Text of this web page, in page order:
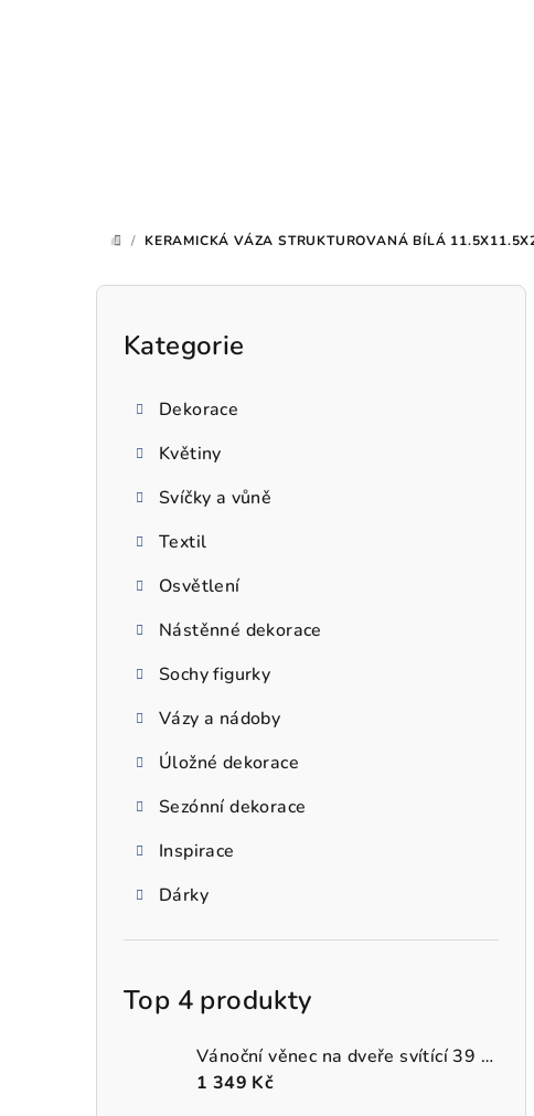
DOMŮ
/ KERAMICKÁ VÁZA STRUKTUROVANÁ BÍLÁ
P
Přeskočit
Kategorie
Dekorace
Květiny
Svíčky a vůně
Textil
Osvětlení
Nástěnné dekorace
Sochy figurky
Vázy a nádoby
Úložné dekorace
Sezónní dekorace
Inspirace
Dárky
Top 4 produkty
Vánoční věnec na dveře svítící 39 cm
1 349 Kč